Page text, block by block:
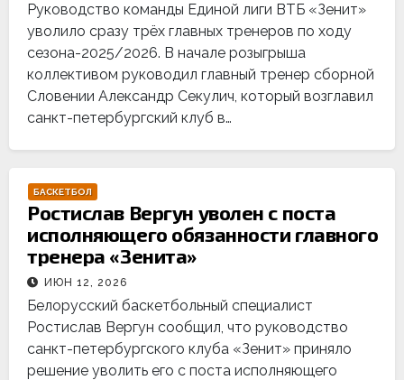
Руководство команды Единой лиги ВТБ «Зенит»
уволило сразу трёх главных тренеров по ходу
сезона-2025/2026. В начале розыгрыша
коллективом руководил главный тренер сборной
Словении Александр Секулич, который возглавил
санкт-петербургский клуб в…
БАСКЕТБОЛ
Ростислав Вергун уволен с поста
исполняющего обязанности главного
тренера «Зенита»
ИЮН 12, 2026
Белорусский баскетбольный специалист
Ростислав Вергун сообщил, что руководство
санкт-петербургского клуба «Зенит» приняло
решение уволить его с поста исполняющего